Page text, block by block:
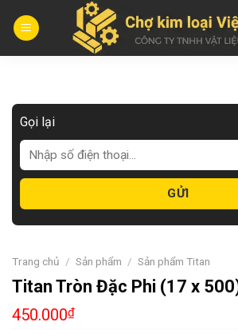
Gọi lại
Trang chủ / Sản phẩm / Sản phẩm Titan
Titan Tròn Đặc Phi (17 x
450.000₫